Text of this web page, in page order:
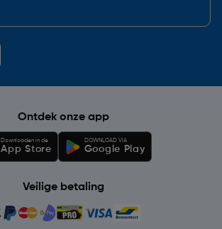
Ontdek onze app
Downloaden in de
App Store
DOWNLOAD VIA
Google Play
Veilige betaling